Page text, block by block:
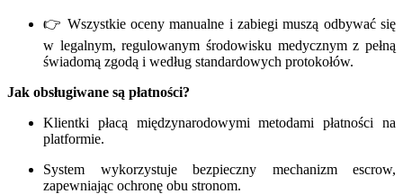
👉 Wszystkie oceny manualne i zabiegi muszą odbywać się
w legalnym, regulowanym środowisku medycznym z pełną
świadomą zgodą i według standardowych protokołów.
Jak obsługiwane są płatności?
Klientki płacą międzynarodowymi metodami płatności na
platformie.
System wykorzystuje bezpieczny mechanizm escrow,
zapewniając ochronę obu stronom.